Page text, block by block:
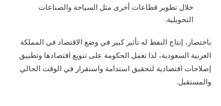
خلال تطوير قطاعات أخرى مثل السياحة والصناعات
التحويلية.
باختصار، إنتاج النفط له تأثير كبير في وضع الاقتصاد في المملكة
العربية السعودية، لذا تعمل الحكومة على تنويع اقتصادها وتطبيق
إصلاحات اقتصادية لتحقيق استدامة واستقرار في الوقت الحالي
والمستقبل.